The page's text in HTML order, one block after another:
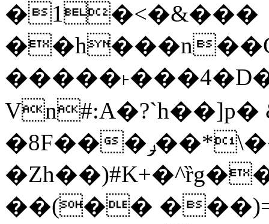
�1�<�&���
Vn#:A�?`h��]p�
�8F���ݛ��*\��U��S
��(��